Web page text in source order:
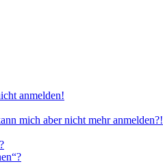
anmelden!
mich aber nicht mehr anmelden?!